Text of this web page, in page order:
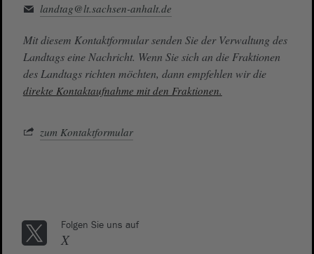
landtag@lt.sachsen-anhalt.de
Mit diesem Kontaktformular senden Sie der Verwaltung des
Landtags eine Nachricht. Wenn Sie sich an die Fraktionen
des Landtags richten möchten, dann empfehlen wir die
direkte Kontaktaufnahme mit den Fraktionen.
zum Kontaktformular
Folgen Sie uns auf
X